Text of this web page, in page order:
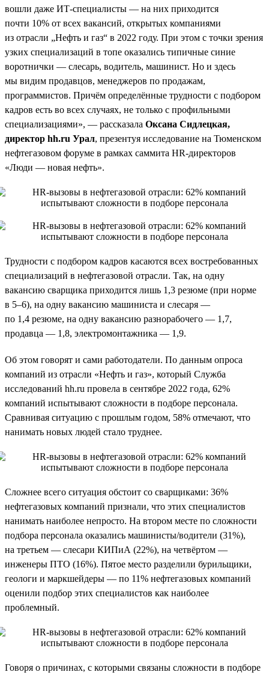
вошли даже ИТ-специалисты — на них приходится
почти 10% от всех вакансий, открытых компаниями
из отрасли „Нефть и газ“ в 2022 году. При этом с точки зрения
узких специализаций в топе оказались типичные синие
воротнички — слесарь, водитель, машинист. Но и здесь
мы видим продавцов, менеджеров по продажам,
программистов. Причём определённые трудности с подбором
кадров есть во всех случаях, не только с профильными
специализациями», — рассказала Оксана Сидлецкая,
директор hh.ru Урал, презентуя исследование на Тюменском
нефтегазовом форуме в рамках саммита HR-директоров
«Люди — новая нефть».
Трудности с подбором кадров касаются всех востребованных
специализаций в нефтегазовой отрасли. Так, на одну
вакансию сварщика приходится лишь 1,3 резюме (при норме
в 5–6), на одну вакансию машиниста и слесаря —
по 1,4 резюме, на одну вакансию разнорабочего — 1,7,
продавца — 1,8, электромонтажника — 1,9.
Об этом говорят и сами работодатели. По данным опроса
компаний из отрасли «Нефть и газ», который Служба
исследований hh.ru провела в сентябре 2022 года, 62%
компаний испытывают сложности в подборе персонала.
Сравнивая ситуацию с прошлым годом, 58% отмечают, что
нанимать новых людей стало труднее.
Сложнее всего ситуация обстоит со сварщиками: 36%
нефтегазовых компаний признали, что этих специалистов
нанимать наиболее непросто. На втором месте по сложности
подбора персонала оказались машинисты/водители (31%),
на третьем — слесари КИПиА (22%), на четвёртом —
инженеры ПТО (16%). Пятое место разделили бурильщики,
геологи и маркшейдеры — по 11% нефтегазовых компаний
оценили подбор этих специалистов как наиболее
проблемный.
Говоря о причинах, с которыми связаны сложности в подборе